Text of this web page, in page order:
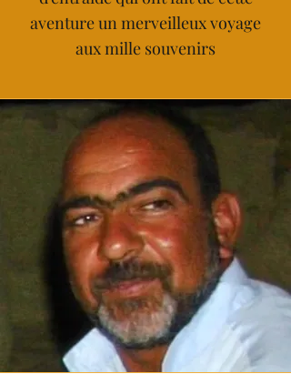
aventure un merveilleux voyage
aux mille souvenirs